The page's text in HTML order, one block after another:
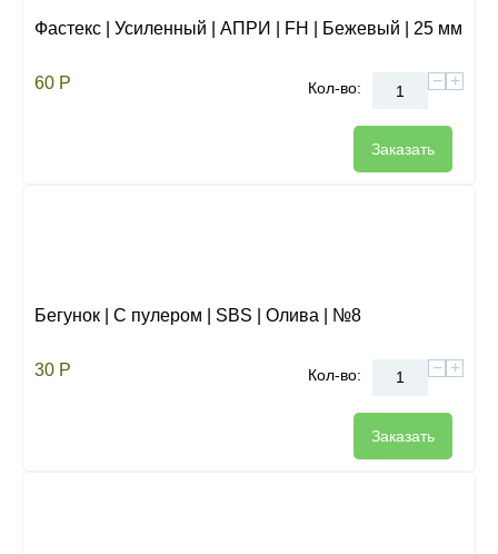
Фастекс | Усиленный | АПРИ | FH | Бежевый | 25 мм
60 Р Кол-во: +
−
Заказать
Бегунок | С пулером | SBS | Олива | №8
30 Р Кол-во: +
−
Заказать